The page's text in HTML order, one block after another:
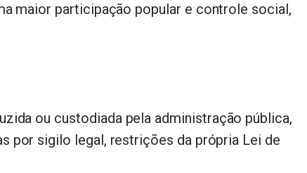
maior participação popular e controle social,
ou custodiada pela administração pública,
por sigilo legal, restrições da própria Lei de